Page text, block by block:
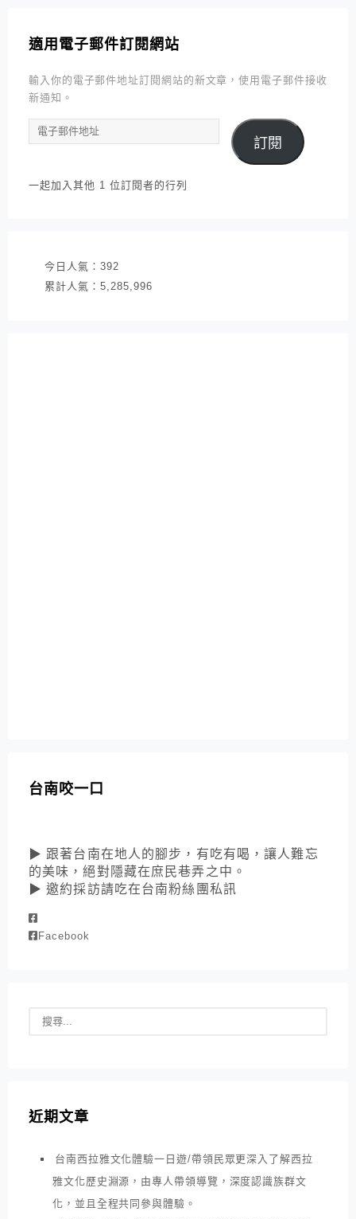
適用電子郵件訂閱網站
輸入你的電子郵件地址訂閱網站的新文章，使用電子郵件接收
新通知。
電
子
件
訂閱
一起加入其他 1 位訂閱者的行列
今日人氣： 392
累計人氣： 5,285,996
台南咬一口
▶ 跟著台南在地人的腳步，有吃有喝，讓人難忘
的美味，絕對隱藏在庶民巷弄之中。
▶ 邀約採訪請吃在台南粉絲團私訊
Facebook
近期文章
台南西拉雅文化體驗一日遊/帶領民眾更深入了解西拉
雅文化歷史淵源，由專人帶領導覽，深度認識族群文
化，並且全程共同參與體驗。